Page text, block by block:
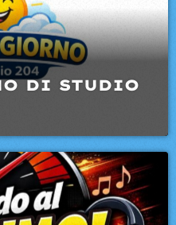
DI STUDIO